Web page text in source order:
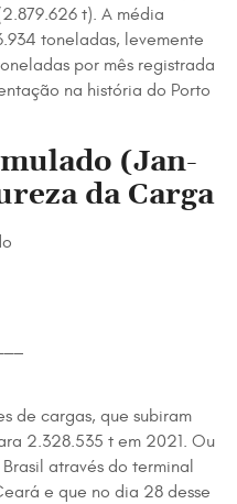
t). A média
toneladas, levemente
por mês registrada
na história do Porto
(Jan-
da Carga
de cargas, que subiram
2.328.535 t em 2021. Ou
através do terminal
e que no dia 28 desse